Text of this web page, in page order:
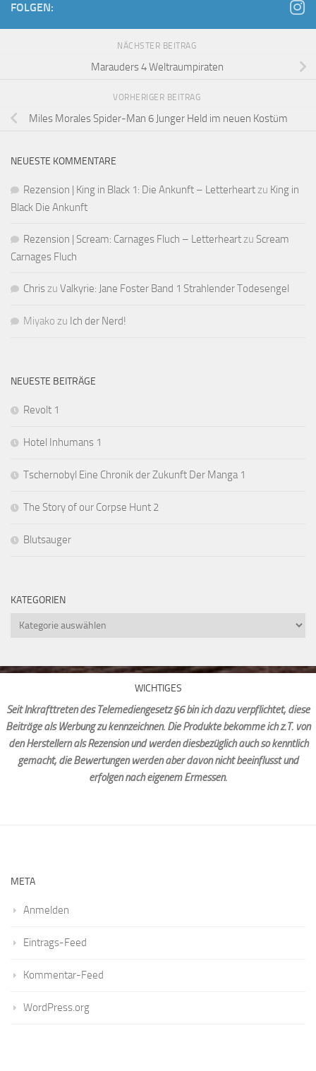
FOLGEN:
NÄCHSTER BEITRAG
Marauders 4 Weltraumpiraten
VORHERIGER BEITRAG
Miles Morales Spider-Man 6 Junger Held im neuen Kostüm
NEUESTE KOMMENTARE
Rezension | King in Black 1: Die Ankunft – Letterheartzu King in
Black Die Ankunft
Rezension | Scream: Carnages Fluch – Letterheartzu Scream
Carnages Fluch
Chriszu Valkyrie: Jane Foster Band 1 Strahlender Todesengel
Miyako zu Ich der Nerd!
NEUESTE BEITRÄGE
Revolt 1
Hotel Inhumans 1
Tschernobyl Eine Chronik der Zukunft Der Manga 1
The Story of our Corpse Hunt 2
Blutsauger
KATEGORIEN
Kategorien
WICHTIGES
Seit Inkrafttreten des Telemediengesetz §6 bin ich dazu verpflichtet, diese
Beiträge als Werbung zu kennzeichnen. Die Produkte bekomme ich z.T. von
den Herstellern als Rezension und werden diesbezüglich auch so kenntlich
gemacht, die Bewertungen werden aber davon nicht beeinflusst und
erfolgen nach eigenem Ermessen.
META
Anmelden
Eintrags-Feed
Kommentar-Feed
WordPress.org